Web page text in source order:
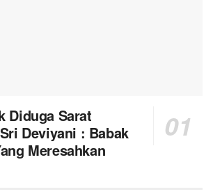
Diduga Sarat
Deviyani : Babak
Meresahkan